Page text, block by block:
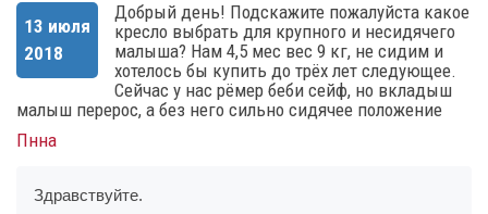
13 июля
2018
Добрый день! Подскажите пожалуйста какое
кресло выбрать для крупного и несидячего
малыша? Нам 4,5 мес вес 9 кг, не сидим и
хотелось бы купить до трёх лет следующее.
Сейчас у нас рёмер беби сейф, но вкладыш
малыш перерос, а без него сильно сидячее положение
Пнна
Здравствуйте.